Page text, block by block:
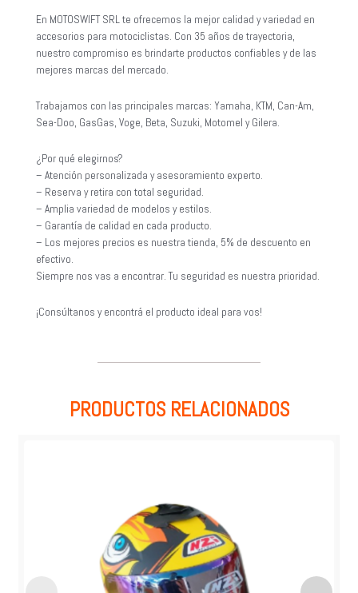
En MOTOSWIFT SRL te ofrecemos la mejor calidad y variedad en
accesorios para motociclistas. Con 35 años de trayectoria,
nuestro compromiso es brindarte productos confiables y de las
mejores marcas del mercado.
Trabajamos con las principales marcas: Yamaha, KTM, Can-Am,
Sea-Doo, GasGas, Voge, Beta, Suzuki, Motomel y Gilera.
¿Por qué elegirnos?
– Atención personalizada y asesoramiento experto.
– Reserva y retira con total seguridad.
– Amplia variedad de modelos y estilos.
– Garantía de calidad en cada producto.
– Los mejores precios es nuestra tienda, 5% de descuento en
efectivo.
Siempre nos vas a encontrar. Tu seguridad es nuestra prioridad.
¡Consúltanos y encontrá el producto ideal para vos!
PRODUCTOS RELACIONADOS